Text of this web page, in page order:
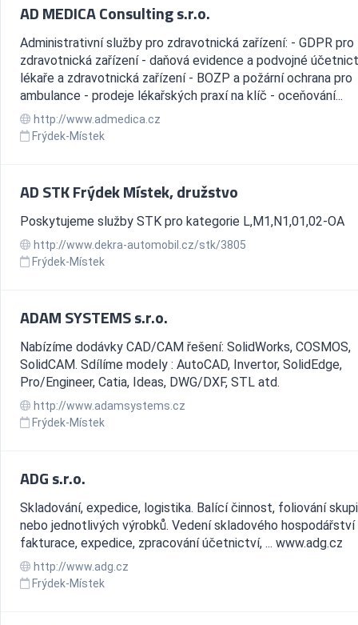
AD MEDICA Consulting s.r.o.
Administrativní služby pro zdravotnická zařízení: - GDPR pro
zdravotnická zařízení - daňová evidence a podvojné
lékaře a zdravotnická zařízení - BOZP a požární ochrana pro
ambulance - prodeje lékařských praxí na klíč - oceňování...
http://www.admedica.cz
Frýdek-Místek
AD STK Frýdek Místek, družstvo
Poskytujeme služby STK pro kategorie L,M1,N1,01,02-OA
http://www.dekra-automobil.cz/stk/3805
Frýdek-Místek
ADAM SYSTEMS s.r.o.
Nabízíme dodávky CAD/CAM řešení: SolidWorks, COSMOS,
SolidCAM. Sdílíme modely : AutoCAD, Invertor, SolidEdge,
Pro/Engineer, Catia, Ideas, DWG/DXF, STL atd.
http://www.adamsystems.cz
Frýdek-Místek
ADG s.r.o.
Skladování, expedice, logistika. Balící činnost, foliování
nebo jednotlivých výrobků. Vedení skladového
fakturace, expedice, zpracování účetnictví, ... www.adg.cz
http://www.adg.cz
Frýdek-Místek